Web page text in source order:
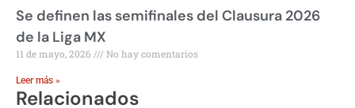
Se definen las semifinales del Clausura 2026
de la Liga MX
11 de mayo, 2026 No hay comentarios
Leer más »
Relacionados